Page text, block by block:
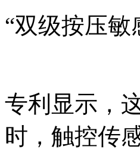
“双级按压敏
专利显示，
时，触控传